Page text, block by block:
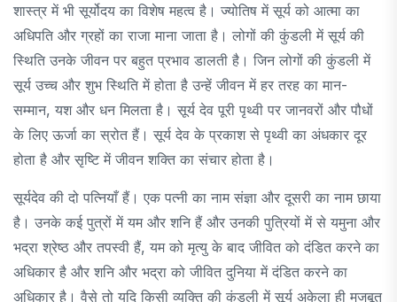
शास्त्र में भी सूर्योदय का विशेष महत्व है। ज्योतिष में सूर्य को आत्मा का
अधिपति और ग्रहों का राजा माना जाता है। लोगों की कुंडली में सूर्य की
स्थिति उनके जीवन पर बहुत प्रभाव डालती है। जिन लोगों की कुंडली में
सूर्य उच्च और शुभ स्थिति में होता है उन्हें जीवन में हर तरह का मान-
सम्मान, यश और धन मिलता है। सूर्य देव पूरी पृथ्वी पर जानवरों और पौधों
के लिए ऊर्जा का स्रोत हैं। सूर्य देव के प्रकाश से पृथ्वी का अंधकार दूर
होता है और सृष्टि में जीवन शक्ति का संचार होता है।
सूर्यदेव की दो पत्नियाँ हैं। एक पत्नी का नाम संज्ञा और दूसरी का नाम छाया
है। उनके कई पुत्रों में यम और शनि हैं और उनकी पुत्रियों में से यमुना और
भद्रा श्रेष्ठ और तपस्वी हैं, यम को मृत्यु के बाद जीवित को दंडित करने का
अधिकार है और शनि और भद्रा को जीवित दुनिया में दंडित करने का
अधिकार है। वैसे तो यदि किसी व्यक्ति की कुंडली में सूर्य अकेला ही मजबूत